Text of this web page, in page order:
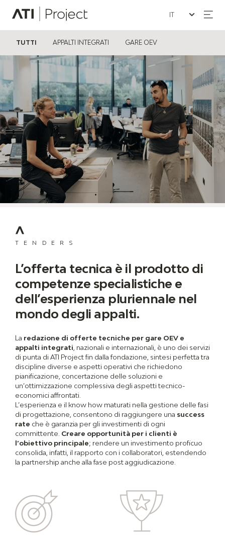
ATI Project
Seleziona la
TUTTI APPALTI INTEGRATI GARE OEV
TENDERS
L’offerta tecnica è il prodotto di
competenze specialistiche e
dell’esperienza pluriennale nel
mondo degli appalti.
La redazione di offerte tecniche per gare OEV e
appalti integrati , nazionali e internazionali, è uno dei servizi
di punta di ATI Project fin dalla fondazione, sintesi perfetta tra
discipline diverse e aspetti operativi che richiedono
pianificazione, concertazione delle soluzioni e
un’ottimizzazione complessiva degli aspetti tecnico-
economici affrontati.
L’esperienza e il know how maturati nella gestione delle fasi
di progettazione, consentono di raggiungere una success
rate che è garanzia per gli investimenti di ogni
committente. Creare opportunità per i clienti è
l’obiettivo principale; rendere un investimento proficuo
consolida, infatti, il rapporto con i collaboratori, estendendo
la partnership anche alla fase post aggiudicazione.